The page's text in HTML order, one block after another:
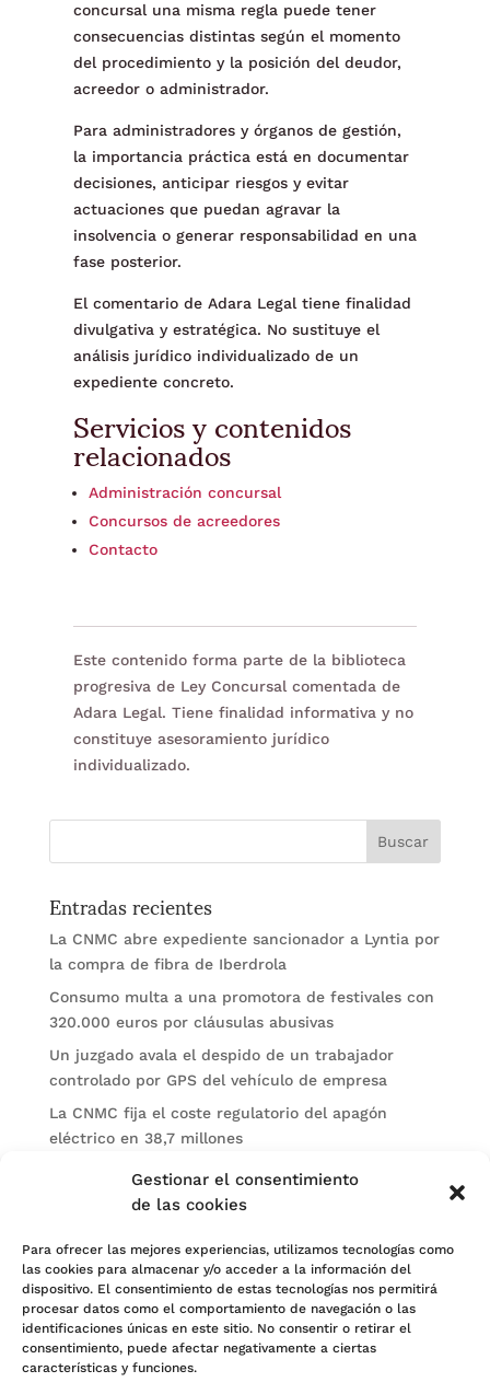
Gestionar el consentimiento
de las cookies
Para ofrecer las mejores experiencias, utilizamos tecnologías como
las cookies para almacenar y/o acceder a la información del
dispositivo. El consentimiento de estas tecnologías nos permitirá
procesar datos como el comportamiento de navegación o las
identificaciones únicas en este sitio. No consentir o retirar el
consentimiento, puede afectar negativamente a ciertas
características y funciones.
concursal una misma regla puede tener
consecuencias distintas según el momento
del procedimiento y la posición del deudor,
acreedor o administrador.
Para administradores y órganos de gestión,
la importancia práctica está en documentar
decisiones, anticipar riesgos y evitar
actuaciones que puedan agravar la
insolvencia o generar responsabilidad en una
fase posterior.
El comentario de Adara Legal tiene finalidad
divulgativa y estratégica. No sustituye el
análisis jurídico individualizado de un
expediente concreto.
Servicios y contenidos
relacionados
Administración concursal
Concursos de acreedores
Contacto
Este contenido forma parte de la biblioteca
progresiva de Ley Concursal comentada de
Adara Legal. Tiene finalidad informativa y no
constituye asesoramiento jurídico
individualizado.
Entradas recientes
La CNMC abre expediente sancionador a Lyntia por
la compra de fibra de Iberdrola
Consumo multa a una promotora de festivales con
320.000 euros por cláusulas abusivas
Un juzgado avala el despido de un trabajador
controlado por GPS del vehículo de empresa
La CNMC fija el coste regulatorio del apagón
eléctrico en 38,7 millones
El BOE publica sanciones de la CNMV a Soltec y
Categorías
Actualidad
Noticias Jurídicas
Subastas